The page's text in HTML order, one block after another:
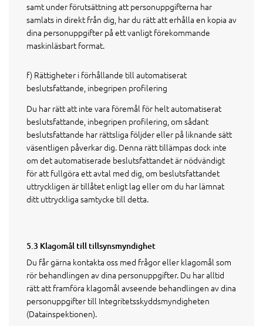
samt under förutsättning att personuppgifterna har
samlats in direkt från dig, har du rätt att erhålla en kopia av
dina personuppgifter på ett vanligt förekommande
maskinläsbart format.
f) Rättigheter i förhållande till automatiserat
beslutsfattande, inbegripen profilering
Du har rätt att inte vara föremål för helt automatiserat
beslutsfattande, inbegripen profilering, om sådant
beslutsfattande har rättsliga följder eller på liknande sätt
väsentligen påverkar dig. Denna rätt tillämpas dock inte
om det automatiserade beslutsfattandet är nödvändigt
för att fullgöra ett avtal med dig, om beslutsfattandet
uttryckligen är tillåtet enligt lag eller om du har lämnat
ditt uttryckliga samtycke till detta.
5.3 Klagomål till tillsynsmyndighet
Du får gärna kontakta oss med frågor eller klagomål som
rör behandlingen av dina personuppgifter. Du har alltid
rätt att framföra klagomål avseende behandlingen av dina
personuppgifter till Integritetsskyddsmyndigheten
(Datainspektionen).